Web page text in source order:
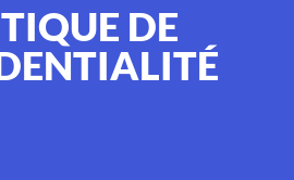
DE